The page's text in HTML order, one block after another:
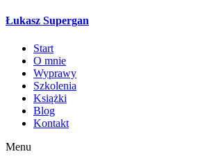
Łukasz Supergan
Start
O mnie
Wyprawy
Szkolenia
Książki
Blog
Kontakt
Menu